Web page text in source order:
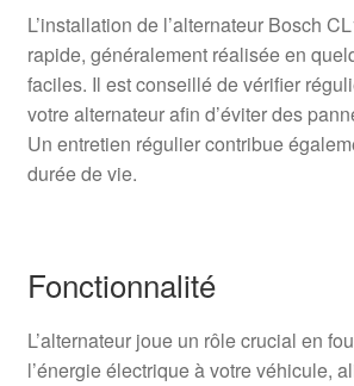
L’installation de l’alternateur Bosch
rapide, généralement réalisée en
faciles. Il est conseillé de vérifier
votre alternateur afin d’éviter des
Un entretien régulier contribue
durée de vie.
Fonctionnalité
L’alternateur joue un rôle crucial en
l’énergie électrique à votre véhicule,